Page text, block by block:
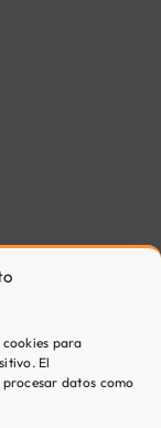
para
El
datos como